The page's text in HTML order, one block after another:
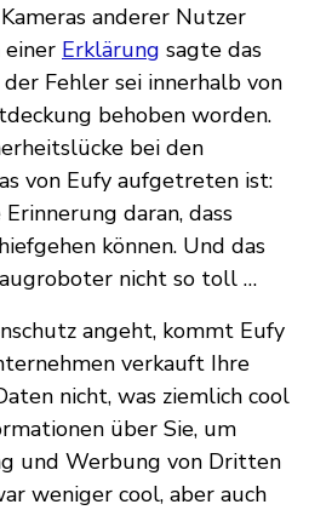
anderer Nutzer
einer Erklärung sagte das
Fehler sei innerhalb von
behoben worden.
bei den
von Eufy aufgetreten ist:
daran, dass
können. Und das
nicht so toll …
angeht, kommt Eufy
verkauft Ihre
nicht, was ziemlich cool
über Sie, um
und Werbung von Dritten
weniger cool, aber auch